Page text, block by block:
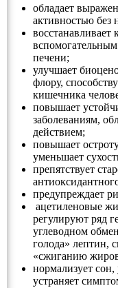
обладает
активностью без
восстанавливает
печени;
улучшает
флору,
кишечника
повышает
заболеваниям,
действием;
повышает
уменьшает
препятствует
предупреждает
ацетиленовые
регулируют ряд
углеводном
голода» лептин,
«сжиганию
нормализует
устраняет